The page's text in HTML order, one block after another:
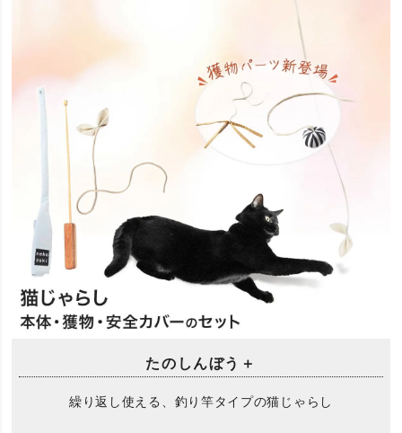
たのしんぼう＋
繰り返し使える、釣り竿タイプの猫じゃらし